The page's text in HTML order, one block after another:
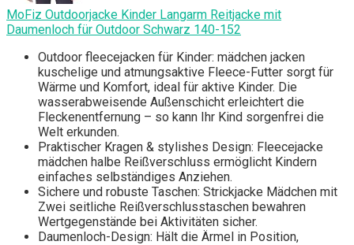
MoFiz Outdoorjacke Kinder Langarm Reitjacke mit
Daumenloch für Outdoor Schwarz 140-152
Outdoor fleecejacken für Kinder: mädchen jacken
kuschelige und atmungsaktive Fleece-Futter sorgt für
Wärme und Komfort, ideal für aktive Kinder. Die
wasserabweisende Außenschicht erleichtert die
Fleckenentfernung – so kann Ihr Kind sorgenfrei die
Welt erkunden.
Praktischer Kragen & stylishes Design: Fleecejacke
mädchen halbe Reißverschluss ermöglicht Kindern
einfaches selbständiges Anziehen.
Sichere und robuste Taschen: Strickjacke Mädchen mit
Zwei seitliche Reißverschlusstaschen bewahren
Wertgegenstände bei Aktivitäten sicher.
Daumenloch-Design: Hält die Ärmel in Position,